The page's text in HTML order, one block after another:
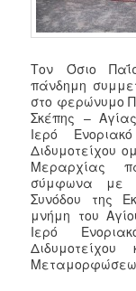
Τον Όσιο
πάνδημη
στο φερώνυμο
Σκέπης –
Ιερό
Διδυμοτείχου
Μεραρχίας
σύμφωνα με
Συνόδου της
μνήμη του
Ιερό